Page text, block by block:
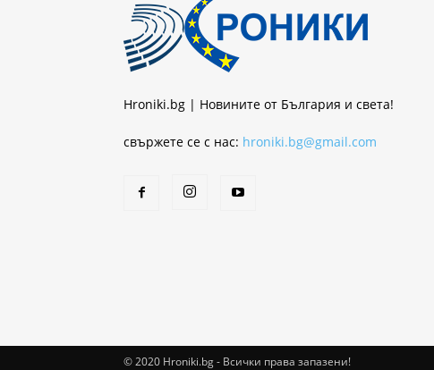
Hroniki.bg | Новините от България и света!
свържете се с нас: hroniki.bg@gmail.com
© 2020 Hroniki.bg - Всички права запазени!